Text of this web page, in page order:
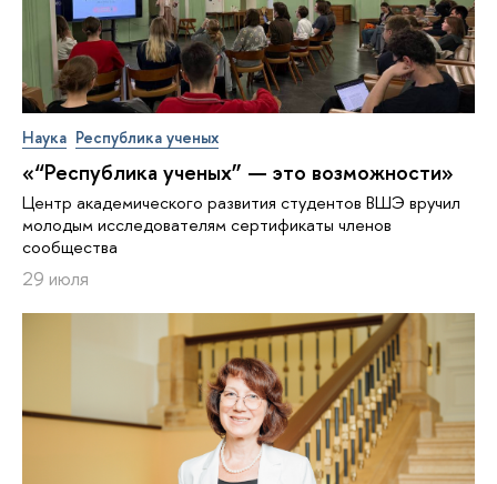
Наука Республика ученых
«“Республика ученых” — это возможности»
Центр академического развития студентов ВШЭ вручил
молодым исследователям сертификаты членов
сообщества
29 июля